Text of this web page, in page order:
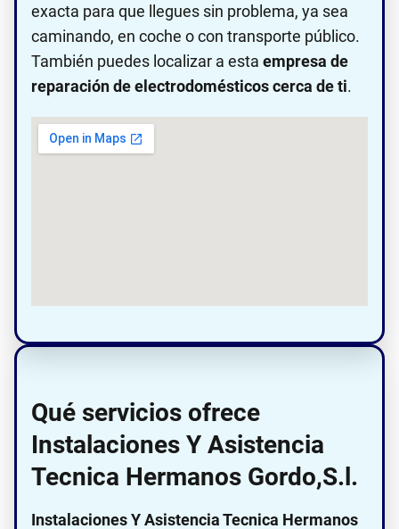
exacta para que llegues sin problema, ya sea
caminando, en coche o con transporte público.
También puedes localizar a esta empresa de
reparación de electrodomésticos cerca de ti.
Qué servicios ofrece
Instalaciones Y Asistencia
Tecnica Hermanos Gordo,S.l.
Instalaciones Y Asistencia Tecnica Hermanos